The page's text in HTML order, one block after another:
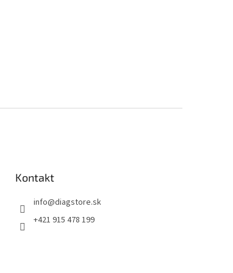
Kontakt
info@diagstore.sk
+421 915 478 199